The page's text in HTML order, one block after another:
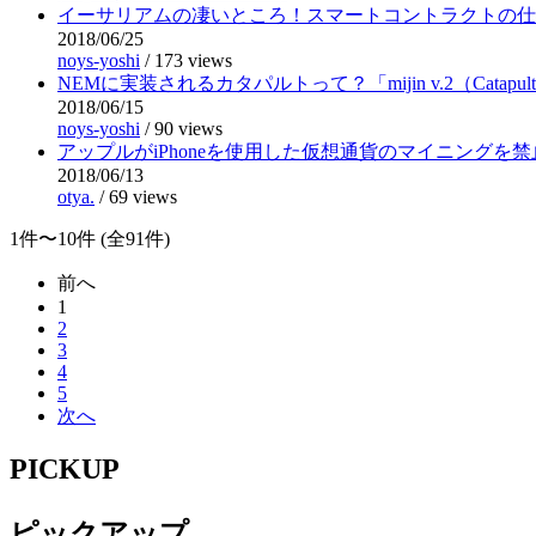
イーサリアムの凄いところ！スマートコントラクトの
2018/06/25
noys-yoshi / 173 views
NEMに実装されるカタパルトって？「mijin v.2（
2018/06/15
noys-yoshi /90 views
アップルがiPhoneを使用した仮想通貨のマイニングを禁
2018/06/13
otya. /69 views
1件〜10件 (全91件)
前へ
1
2
3
4
5
次へ
PICKUP